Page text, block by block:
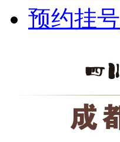
预约挂号